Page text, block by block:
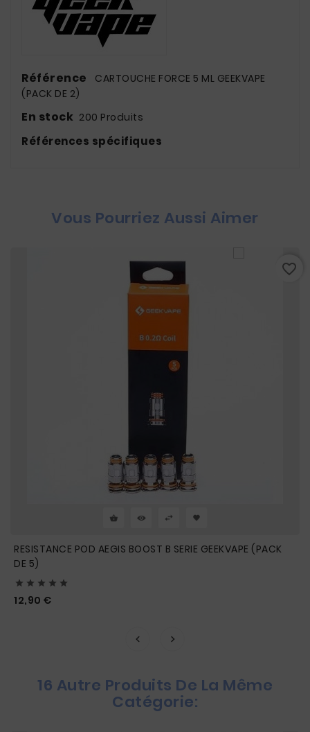
Référence
CARTOUCHE FORCE 5 ML GEEKVAPE
(PACK DE 2)
En stock 200 Produits
Références spécifiques
Vous Pourriez Aussi Aimer
RESISTANCE POD AEGIS BOOST B SERIE GEEKVAPE (PACK
DE 5)
    
12,90 €
favorite_border
16 Autre Produits De La Même
Catégorie: